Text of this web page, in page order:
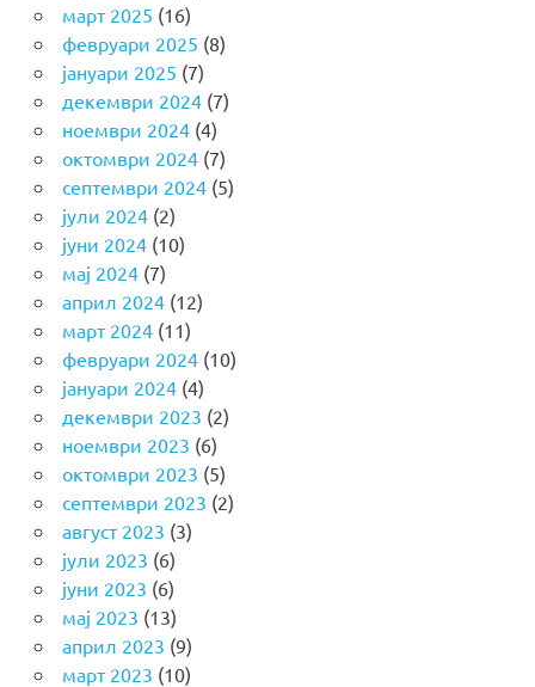
март 2025 (16)
февруари 2025 (8)
јануари 2025 (7)
декември 2024(7)
ноември 2024(4)
октомври 2024(7)
септември 2024(5)
јули 2024(2)
јуни 2024(10)
мај 2024(7)
април 2024(12)
март 2024(11)
февруари 2024(10)
јануари 2024(4)
декември 2023 (2)
ноември 2023 (6)
октомври 2023 (5)
септември 2023 (2)
август 2023 (3)
јули 2023 (6)
јуни 2023 (6)
мај 2023 (13)
април 2023 (9)
март 2023 (10)